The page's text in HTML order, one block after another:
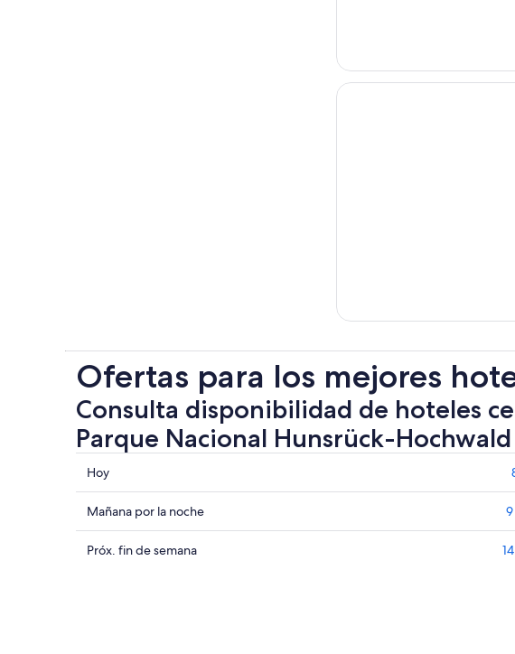
Ofertas para los mejores
Consulta disponibilidad de hoteles
Parque Nacional Hunsrück-Hochwald
Consultar
los
precios
cerca
de
Hoy
Consultar
precios
cerca
Mañana por la noche
Consultar
Próx. fin de semana